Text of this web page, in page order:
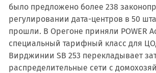
было предложено более 238
регулировании дата-центров в 50
прошли. В Орегоне приняли POWER
специальный тарифный класс для
Вирджинии SB 253 перекладывает
распределительные сети с